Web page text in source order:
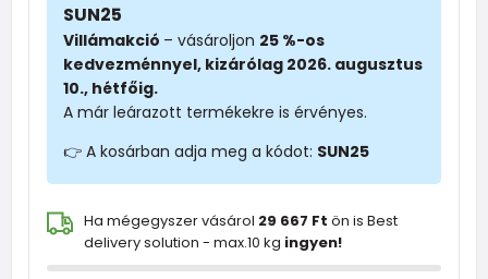
SUN25
Villámakció – vásároljon 25 %-os
kedvezménnyel, kizárólag 2026. augusztus
10., hétfőig.
A már leárazott termékekre is érvényes.
👉 A kosárban adja meg a kódot: SUN25
Ha mégegyszer vásárol 29 667 Ft ön is Best
delivery solution - max.10 kg ingyen!